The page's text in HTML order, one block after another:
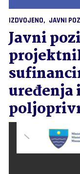
IZDVOJENO JAVNI
Javni
uređenja